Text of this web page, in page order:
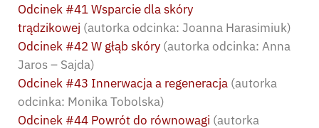
Odcinek #41 Wsparcie dla skóry
trądzikowej (autorka odcinka: Joanna Harasimiuk)
Odcinek #42 W głąb skóry (autorka odcinka: Anna
Jaros – Sajda)
Odcinek #43 Innerwacja a regeneracja (autorka
odcinka: Monika Tobolska)
Odcinek #44 Powrót do równowagi (autorka